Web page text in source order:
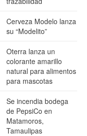
Cerveza Modelo lanza
su “Modelito”
Oterra lanza un
colorante amarillo
natural para alimentos
para mascotas
Se incendia bodega
de PepsiCo en
Matamoros,
Tamaulipas